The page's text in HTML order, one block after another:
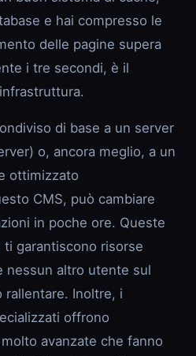
e hai compresso le
delle pagine supera
i tre secondi, è il
di base a un server
o, ancora meglio, a un
ottimizzato
CMS, può cambiare
in poche ore. Queste
garantiscono risorse
nessun altro utente sul
rallentare. Inoltre, i
offrono
avanzate che fanno